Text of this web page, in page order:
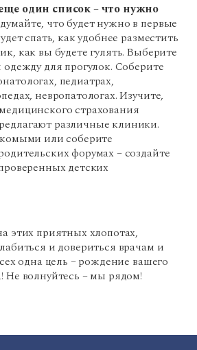
один список – что нужно
что будет нужно в первые
спать, как удобнее разместить
как вы будете гулять. Выберите
для прогулок. Соберите
педиатрах,
невропатологах. Изучите,
страхования
различные клиники.
или соберите
форумах – создайте
детских
этих приятных хлопотах,
и довериться врачам и
одна цель – рождение вашего
Не волнуйтесь – мы рядом!